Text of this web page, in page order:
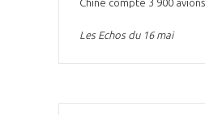
Chine compte 3 900
Les Echos du 16 mai